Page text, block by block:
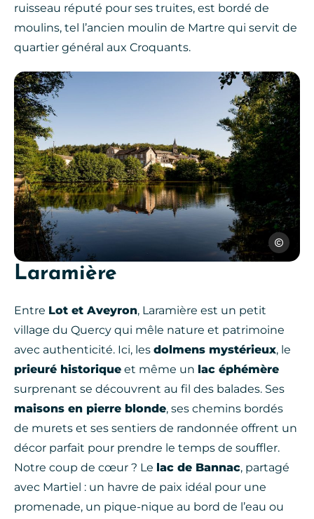
ruisseau réputé pour ses truites, est bordé de
moulins, tel l’ancien moulin de Martre qui servit de
quartier général aux Croquants.
Sylvie
Laramière
Entre Lot et Aveyron, Laramière est un petit
village du Quercy qui mêle nature et patrimoine
avec authenticité. Ici, les dolmens mystérieux, le
prieuré historique et même un lac éphémère
surprenant se découvrent au fil des balades. Ses
maisons en pierre blonde, ses chemins bordés
de murets et ses sentiers de randonnée offrent un
décor parfait pour prendre le temps de souffler.
Notre coup de cœur ? Le lac de Bannac, partagé
avec Martiel : un havre de paix idéal pour une
promenade, un pique-nique au bord de l’eau ou